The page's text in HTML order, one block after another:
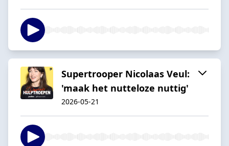
Supertrooper Nicolaas Veul:
'maak het nutteloze nuttig'
2026-05-21